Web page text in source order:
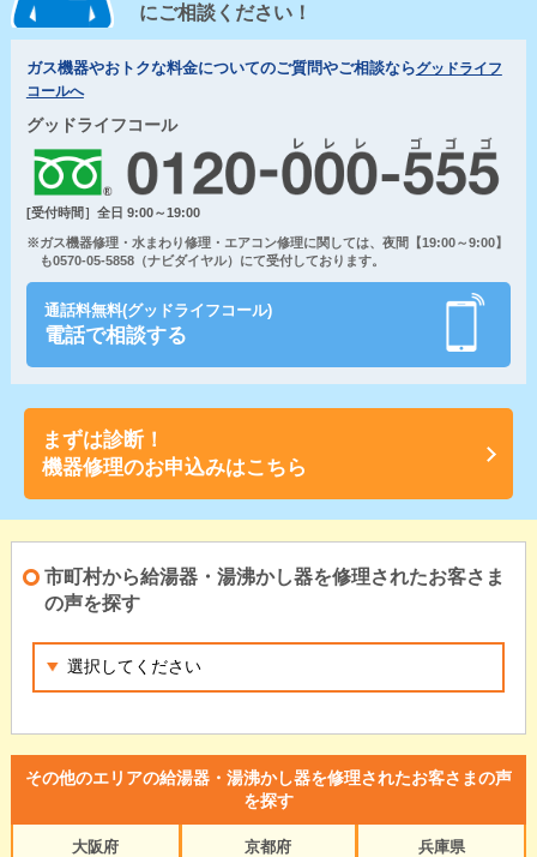
にご相談ください！
ガス機器やおトクな料金についてのご質問やご相談ならグッドライフ
コールへ
グッドライフコール
[受付時間］全日 9:00～19:00
※ガス機器修理・水まわり修理・エアコン修理に関しては、夜間【19:00～9:00】
も0570-05-5858（ナビダイヤル）にて受付しております。
通話料無料(グッドライフコール)
電話で相談する
まずは診断！
機器修理のお申込みはこちら
市町村から給湯器・湯沸かし器を修理されたお客さま
の声を探す
その他のエリアの給湯器・湯沸かし器を修理されたお客さまの声
を探す
大阪府
京都府
兵庫県